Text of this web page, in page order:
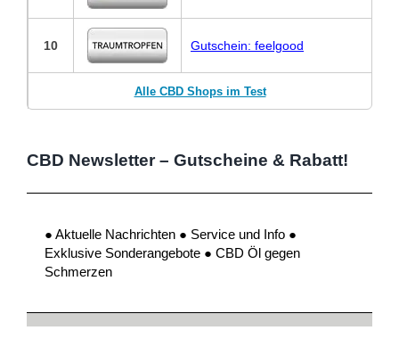
10 Gutschein: feelgood
Alle CBD Shops im Test
CBD Newsletter – Gutscheine & Rabatt!
● Aktuelle Nachrichten ● Service und Info ●
Exklusive Sonderangebote ● CBD Öl gegen
Schmerzen